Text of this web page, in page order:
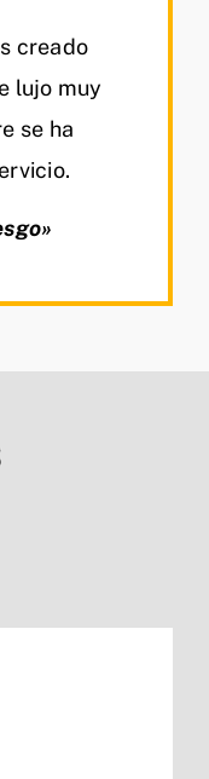
creado
lujo muy
se ha